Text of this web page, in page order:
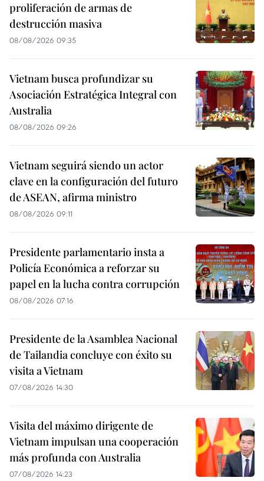
proliferación de armas de
destrucción masiva
08/08/2026 09:35
Vietnam busca profundizar su
Asociación Estratégica Integral con
Australia
08/08/2026 09:26
Vietnam seguirá siendo un actor
clave en la configuración del futuro
de ASEAN, afirma ministro
08/08/2026 09:11
Presidente parlamentario insta a
Policía Económica a reforzar su
papel en la lucha contra corrupción
08/08/2026 07:16
Presidente de la Asamblea Nacional
de Tailandia concluye con éxito su
visita a Vietnam
07/08/2026 14:30
Visita del máximo dirigente de
Vietnam impulsan una cooperación
más profunda con Australia
07/08/2026 14:23